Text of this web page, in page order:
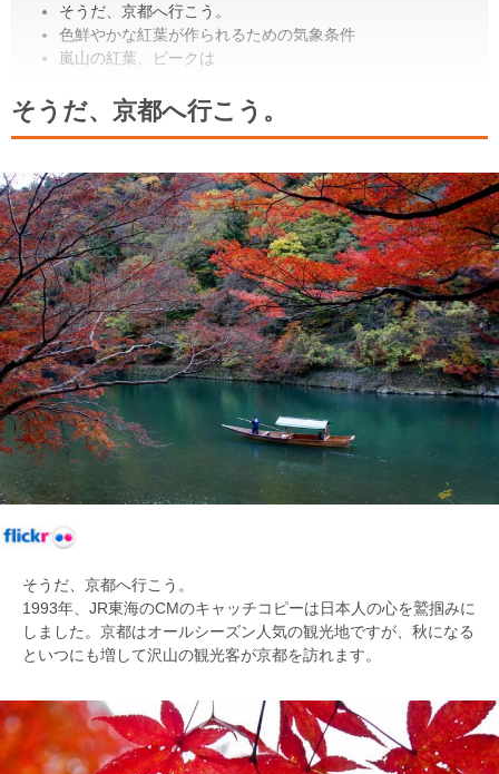
そうだ、京都へ行こう。
色鮮やかな紅葉が作られるための気象条件
嵐山の紅葉、ピークは
そうだ、京都へ行こう。
そうだ、京都へ行こう。
1993年、JR東海のCMのキャッチコピーは日本人の心を鷲掴みに
しました。京都はオールシーズン人気の観光地ですが、秋になる
といつにも増して沢山の観光客が京都を訪れます。